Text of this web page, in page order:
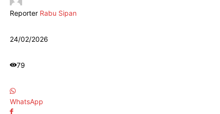
Reporter Rabu Sipan
24/02/2026
79
WhatsApp